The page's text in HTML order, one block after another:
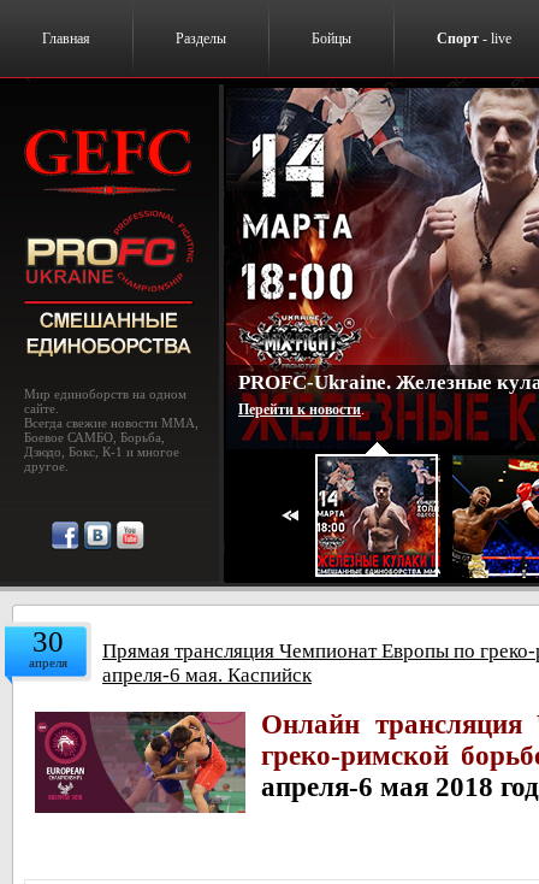
Главная Разделы Бойцы Спорт - live
Мир единоборств на одном
сайте.
Всегда свежие новости MMA,
Боевое САМБО, Борьба,
Дзюдо, Бокс, К-1 и многое
другое.
PROFC-Ukraine. Железные
Перейти к новости.
30
апреля
Прямая трансляция Чемпионат Европы по
апреля-6 мая. Каспийск
Онлайн
греко-римской
апреля-6 мая 2018